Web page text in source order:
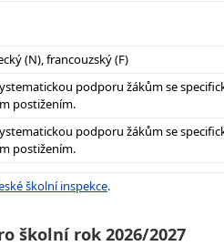
(N), francouzský (F)
podporu žákům se
postižením.
podporu žákům se
postižením.
školní inspekce.
školní rok 2026/2027